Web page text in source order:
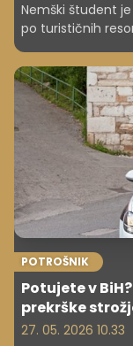
Nemški študent
po turističnih
približno šest
POTROŠNIK
Potujete v
prekrške
27. 05. 2026 10.33